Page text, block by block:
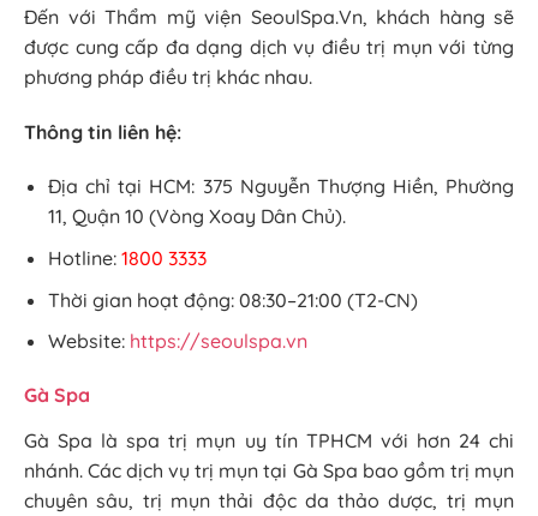
Đến với Thẩm mỹ viện SeoulSpa.Vn, khách hàng sẽ
được cung cấp đa dạng dịch vụ điều trị mụn với từng
phương pháp điều trị khác nhau.
Thông tin liên hệ:
Địa chỉ tại HCM: 375 Nguyễn Thượng Hiền, Phường
11, Quận 10 (Vòng Xoay Dân Chủ).
Hotline: 1800 3333
Thời gian hoạt động: 08:30–21:00 (T2-CN)
Website: https://seoulspa.vn
Gà Spa
Gà Spa là spa trị mụn uy tín TPHCM với hơn 24 chi
nhánh. Các dịch vụ trị mụn tại Gà Spa bao gồm trị mụn
chuyên sâu, trị mụn thải độc da thảo dược, trị mụn